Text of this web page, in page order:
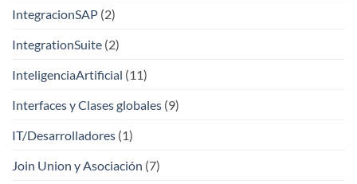
IntegracionSAP (2)
IntegrationSuite (2)
InteligenciaArtificial (11)
Interfaces y Clases globales (9)
IT/Desarrolladores (1)
Join Union y Asociación (7)